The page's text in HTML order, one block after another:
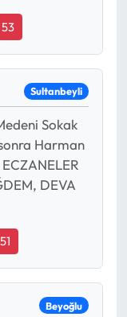
Sultanbeyli
Sokak
Harman
DEVA
Beyoğlu